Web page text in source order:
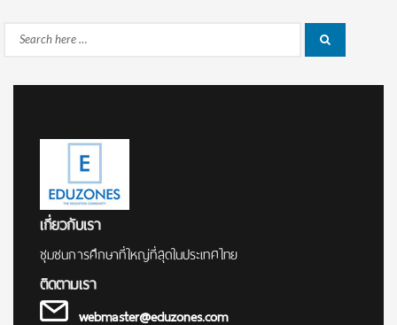
Search
เกี่ยวกับเรา
ชุมชนการศึกษาที่ใหญ่ที่สุดในประเทศไทย
ติดตามเรา
webmaster@eduzones.com